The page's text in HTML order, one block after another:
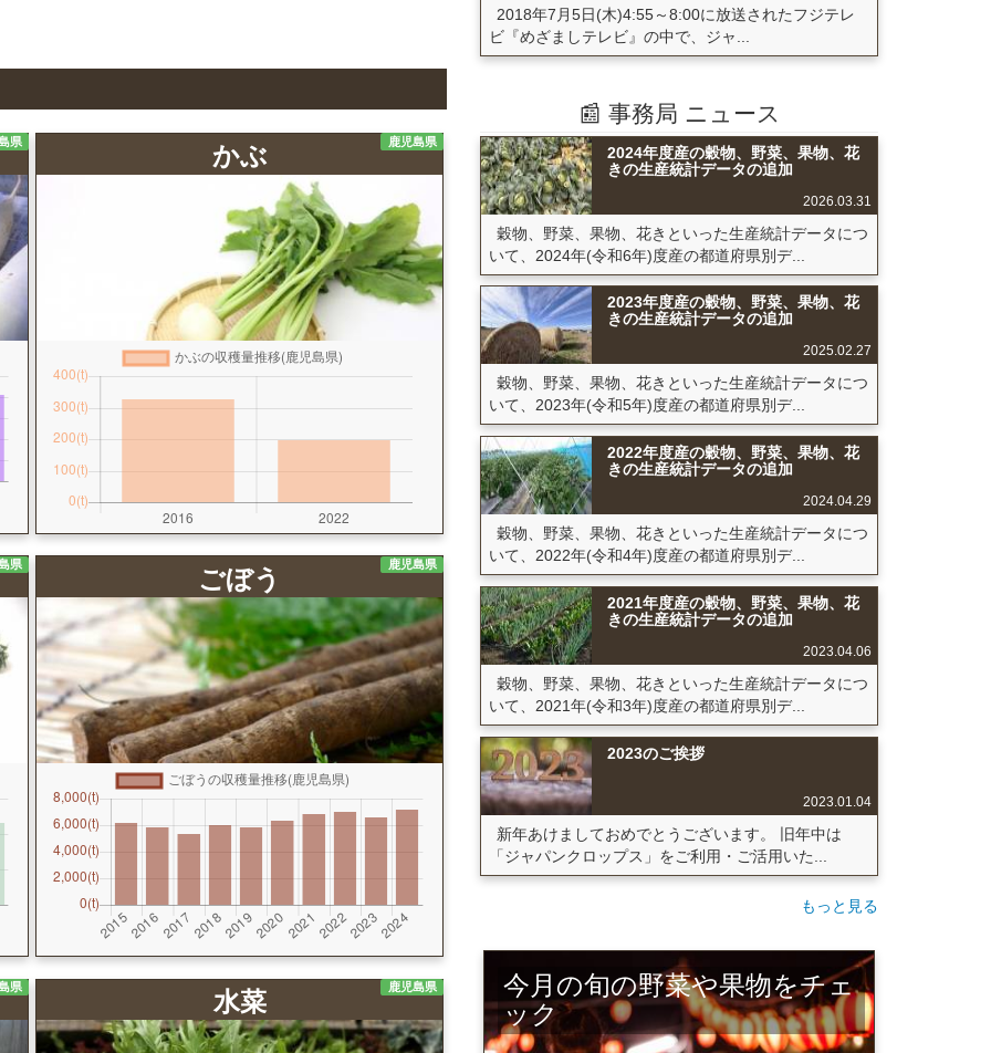
県 鹿児島県
かぶ
県 鹿児島県
ごぼう
県 鹿児島県
水菜
2018年7月5日(木)4:55～8:00に放送されたフジテレ
ビ『めざましテレビ』の中で、ジャ...
📰 事務局 ニュース
2024年度産の穀物、野菜、果物、花
きの生産統計データの追加
2026.03.31
穀物、野菜、果物、花きといった生産統計データにつ
いて、2024年(令和6年)度産の都道府県別デ...
2023年度産の穀物、野菜、果物、花
きの生産統計データの追加
2025.02.27
穀物、野菜、果物、花きといった生産統計データにつ
いて、2023年(令和5年)度産の都道府県別デ...
2022年度産の穀物、野菜、果物、花
きの生産統計データの追加
2024.04.29
穀物、野菜、果物、花きといった生産統計データにつ
いて、2022年(令和4年)度産の都道府県別デ...
2021年度産の穀物、野菜、果物、花
きの生産統計データの追加
2023.04.06
穀物、野菜、果物、花きといった生産統計データにつ
いて、2021年(令和3年)度産の都道府県別デ...
2023のご挨拶
2023.01.04
新年あけましておめでとうございます。 旧年中は
「ジャパンクロップス」をご利用・ご活用いた...
もっと見る
今月の旬の野菜や果物をチェ
ック